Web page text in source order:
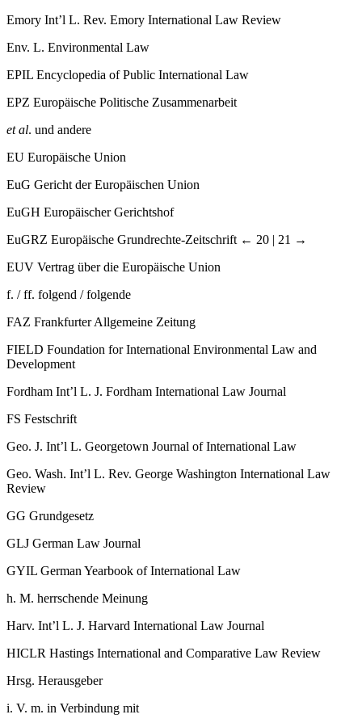
Emory Int’l L. Rev. Emory International Law Review
Env. L. Environmental Law
EPIL Encyclopedia of Public International Law
EPZ Europäische Politische Zusammenarbeit
et al. und andere
EU Europäische Union
EuG Gericht der Europäischen Union
EuGH Europäischer Gerichtshof
EuGRZ Europäische Grundrechte-Zeitschrift ← 20 | 21 →
EUV Vertrag über die Europäische Union
f. / ff. folgend / folgende
FAZ Frankfurter Allgemeine Zeitung
FIELD Foundation for International Environmental Law and
Development
Fordham Int’l L. J. Fordham International Law Journal
FS Festschrift
Geo. J. Int’l L. Georgetown Journal of International Law
Geo. Wash. Int’l L. Rev. George Washington International Law
Review
GG Grundgesetz
GLJ German Law Journal
GYIL German Yearbook of International Law
h. M. herrschende Meinung
Harv. Int’l L. J. Harvard International Law Journal
HICLR Hastings International and Comparative Law Review
Hrsg. Herausgeber
i. V. m. in Verbindung mit